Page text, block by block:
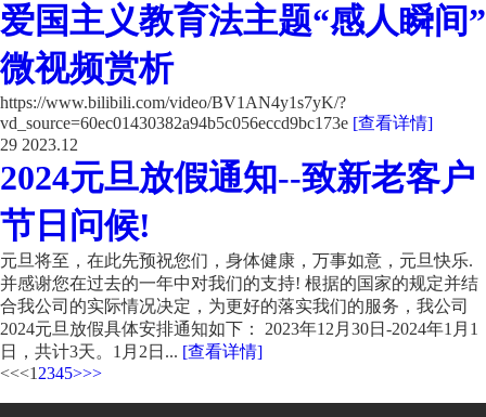
爱国主义教育法主题“感人瞬间”
微视频赏析
https://www.bilibili.com/video/BV1AN4y1s7yK/?
vd_source=60ec01430382a94b5c056eccd9bc173e [查看详情]
29 2023.12
2024元旦放假通知--致新老客户
节日问候!
元旦将至，在此先预祝您们，身体健康，万事如意，元旦快乐.
并感谢您在过去的一年中对我们的支持! 根据的国家的规定并结
合我公司的实际情况决定，为更好的落实我们的服务，我公司
2024元旦放假具体安排通知如下： 2023年12月30日-2024年1月1
日，共计3天。1月2日... [查看详情]
<<<1 2345>>>